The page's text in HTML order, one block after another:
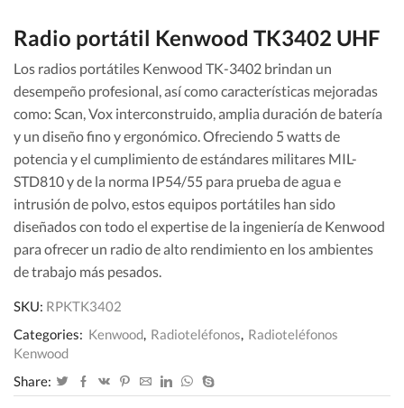
Radio portátil Kenwood TK3402 UHF
Los radios portátiles Kenwood TK-3402 brindan un
desempeño profesional, así como características mejoradas
como: Scan, Vox interconstruido, amplia duración de batería
y un diseño fino y ergonómico. Ofreciendo 5 watts de
potencia y el cumplimiento de estándares militares MIL-
STD810 y de la norma IP54/55 para prueba de agua e
intrusión de polvo, estos equipos portátiles han sido
diseñados con todo el expertise de la ingeniería de Kenwood
para ofrecer un radio de alto rendimiento en los ambientes
de trabajo más pesados.
SKU: RPKTK3402
Categories: Kenwood, Radioteléfonos, Radioteléfonos
Kenwood
Share: